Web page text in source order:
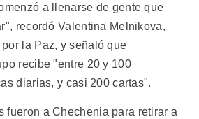
a llenarse de gente que
recordó Valentina Melnikova,
la Paz, y señaló que
recibe "entre 20 y 100
diarias, y casi 200 cartas".
fueron a Chechenia para retirar a